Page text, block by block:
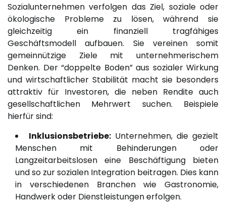
Sozialunternehmen verfolgen das Ziel, soziale oder
ökologische Probleme zu lösen, während sie
gleichzeitig ein finanziell tragfähiges
Geschäftsmodell aufbauen. Sie vereinen somit
gemeinnützige Ziele mit unternehmerischem
Denken. Der “doppelte Boden” aus sozialer Wirkung
und wirtschaftlicher Stabilität macht sie besonders
attraktiv für Investoren, die neben Rendite auch
gesellschaftlichen Mehrwert suchen. Beispiele
hierfür sind:
Inklusionsbetriebe: Unternehmen, die gezielt
Menschen mit Behinderungen oder
Langzeitarbeitslosen eine Beschäftigung bieten
und so zur sozialen Integration beitragen. Dies kann
in verschiedenen Branchen wie Gastronomie,
Handwerk oder Dienstleistungen erfolgen.